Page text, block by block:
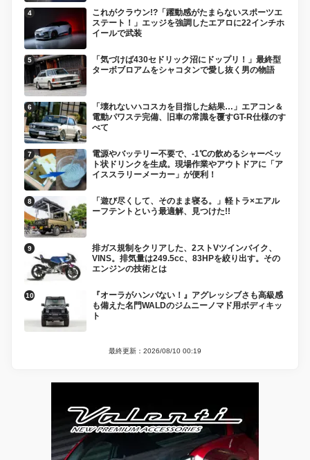
これがクラウン!?「躍動感がたまらないスポーツエ
ステート！」エッジを強調したエアロに22インチホ
イールで武装
「気づけば430セドリック沼にドップリ！」最終型
ターボブロアムをシャコタンで愛し抜く男の物語
「壊れないハコスカを目指した結果…」エアコン＆
電動パワステ完備、旧車の常識を覆すGT-R仕様のす
べて
電源やバッテリー不要で、-1℃の飲めるシャーベッ
ト状ドリンクを生成。現場作業やアウトドアに「ア
イススラリーメーカー」が便利！
「遊び尽くして、そのまま寝る。」軽トラ×エアル
ーフテントという最適解、見つけた!!
排ガス規制をクリアした、2ストVツインバイク、
VINS。排気量は249.5cc、83HPを絞り出す。その
エンジンの技術とは
『オーラがハンパない！』アグレッシブさも高級感
も備えた名門WALDのジムニーノマド用ボディキッ
ト
最終更新：2026/08/10 00:19